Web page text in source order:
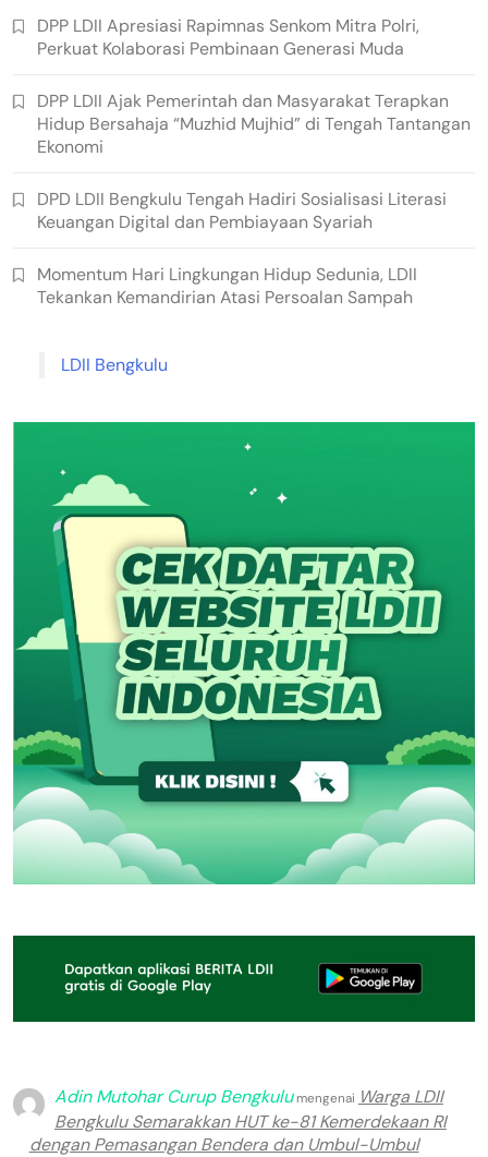
DPP LDII Apresiasi Rapimnas Senkom Mitra Polri,
Perkuat Kolaborasi Pembinaan Generasi Muda
DPP LDII Ajak Pemerintah dan Masyarakat Terapkan
Hidup Bersahaja “Muzhid Mujhid” di Tengah Tantangan
Ekonomi
DPD LDII Bengkulu Tengah Hadiri Sosialisasi Literasi
Keuangan Digital dan Pembiayaan Syariah
Momentum Hari Lingkungan Hidup Sedunia, LDII
Tekankan Kemandirian Atasi Persoalan Sampah
LDII Bengkulu
Adin Mutohar Curup Bengkulumengenai Warga LDII
Bengkulu Semarakkan HUT ke-81 Kemerdekaan RI
dengan Pemasangan Bendera dan Umbul-Umbul